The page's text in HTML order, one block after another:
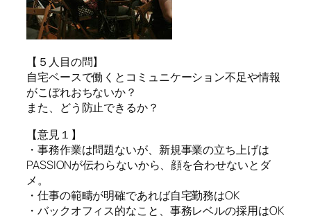
【５人目の問】
自宅ベースで働くとコミュニケーション不足や情報
がこぼれおちないか？
また、どう防止できるか？
【意見１】
・事務作業は問題ないが、新規事業の立ち上げは
PASSIONが伝わらないから、顔を合わせないとダ
メ。
・仕事の範疇が明確であれば自宅勤務はOK
・バックオフィス的なこと、事務レベルの採用はOK